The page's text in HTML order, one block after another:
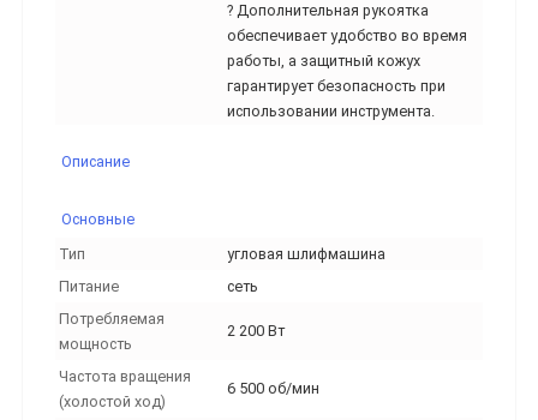
? Дополнительная рукоятка
обеспечивает удобство во время
работы, а защитный кожух
гарантирует безопасность при
использовании инструмента.
Описание
Основные
Тип
угловая шлифмашина
Питание
сеть
Потребляемая
мощность
2 200 Вт
Частота вращения
(холостой ход)
6 500 об/мин